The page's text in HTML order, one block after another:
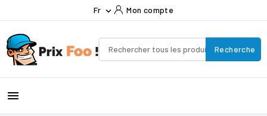
Fr  Mon compte
Recherche
